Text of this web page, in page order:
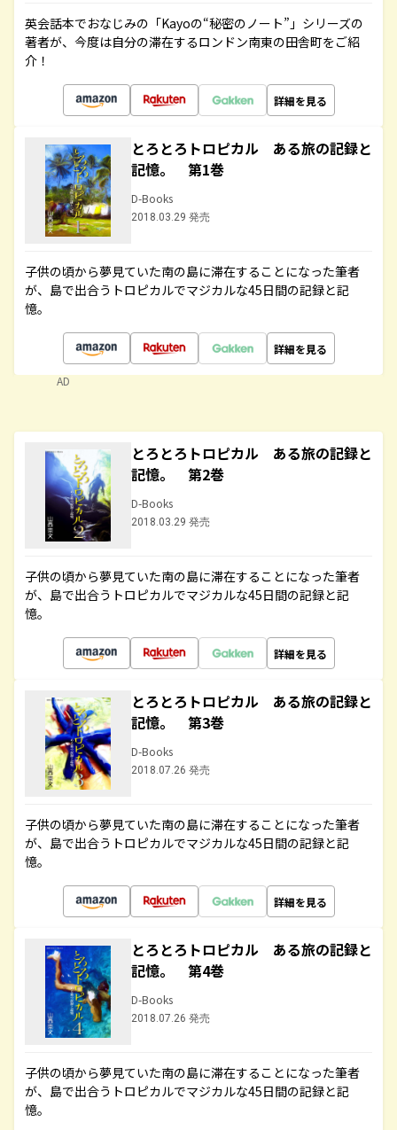
英会話本でおなじみの「Kayoの“秘密のノート”」シリーズの
著者が、今度は自分の滞在するロンドン南東の田舎町をご紹
介！
詳細を見る
とろとろトロピカル ある旅の記録と
記憶。 第1巻
D-Books
2018.03.29 発売
子供の頃から夢見ていた南の島に滞在することになった筆者
が、島で出合うトロピカルでマジカルな45日間の記録と記
憶。
詳細を見る
AD
とろとろトロピカル ある旅の記録と
記憶。 第2巻
D-Books
2018.03.29 発売
子供の頃から夢見ていた南の島に滞在することになった筆者
が、島で出合うトロピカルでマジカルな45日間の記録と記
憶。
詳細を見る
とろとろトロピカル ある旅の記録と
記憶。 第3巻
D-Books
2018.07.26 発売
子供の頃から夢見ていた南の島に滞在することになった筆者
が、島で出合うトロピカルでマジカルな45日間の記録と記
憶。
詳細を見る
とろとろトロピカル ある旅の記録と
記憶。 第4巻
D-Books
2018.07.26 発売
子供の頃から夢見ていた南の島に滞在することになった筆者
が、島で出合うトロピカルでマジカルな45日間の記録と記
憶。